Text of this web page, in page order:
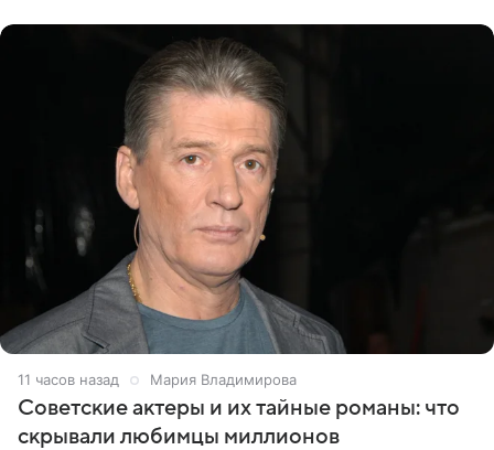
11 часов назад Мария Владимирова
Советские актеры и их тайные романы: что
скрывали любимцы миллионов